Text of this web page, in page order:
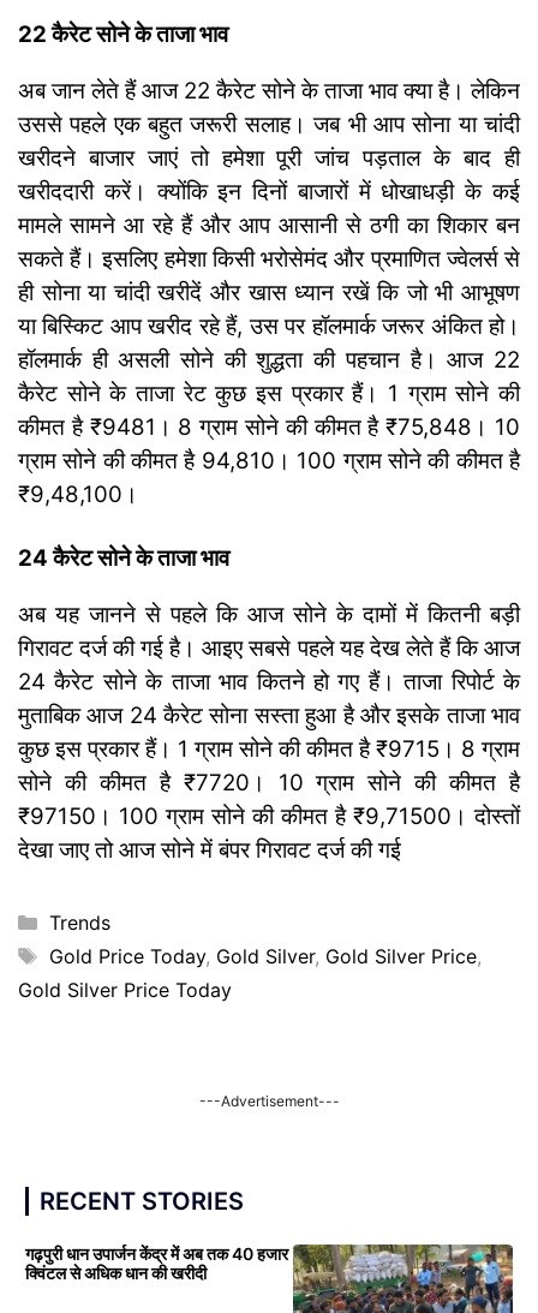
22 कैरेट सोने के ताजा भाव
अब जान लेते हैं आज 22 कैरेट सोने के ताजा भाव क्या है। लेकिन
उससे पहले एक बहुत जरूरी सलाह। जब भी आप सोना या चांदी
खरीदने बाजार जाएं तो हमेशा पूरी जांच पड़ताल के बाद ही
खरीददारी करें। क्योंकि इन दिनों बाजारों में धोखाधड़ी के कई
मामले सामने आ रहे हैं और आप आसानी से ठगी का शिकार बन
सकते हैं। इसलिए हमेशा किसी भरोसेमंद और प्रमाणित ज्वेलर्स से
ही सोना या चांदी खरीदें और खास ध्यान रखें कि जो भी आभूषण
या बिस्किट आप खरीद रहे हैं, उस पर हॉलमार्क जरूर अंकित हो।
हॉलमार्क ही असली सोने की शुद्धता की पहचान है। आज 22
कैरेट सोने के ताजा रेट कुछ इस प्रकार हैं। 1 ग्राम सोने की
कीमत है ₹9481। 8 ग्राम सोने की कीमत है ₹75,848। 10
ग्राम सोने की कीमत है 94,810। 100 ग्राम सोने की कीमत है
₹9,48,100।
24 कैरेट सोने के ताजा भाव
अब यह जानने से पहले कि आज सोने के दामों में कितनी बड़ी
गिरावट दर्ज की गई है। आइए सबसे पहले यह देख लेते हैं कि आज
24 कैरेट सोने के ताजा भाव कितने हो गए हैं। ताजा रिपोर्ट के
मुताबिक आज 24 कैरेट सोना सस्ता हुआ है और इसके ताजा भाव
कुछ इस प्रकार हैं। 1 ग्राम सोने की कीमत है ₹9715। 8 ग्राम
सोने की कीमत है ₹7720। 10 ग्राम सोने की कीमत है
₹97150। 100 ग्राम सोने की कीमत है ₹9,71500। दोस्तों
देखा जाए तो आज सोने में बंपर गिरावट दर्ज की गई
Categories
Trends
Tags
Gold Price Today, Gold Silver, Gold Silver Price,
Gold Silver Price Today
---Advertisement---
RECENT STORIES
गढ़पुरी धान उपार्जन केंद्र में अब तक 40 हजार
क्विंटल से अधिक धान की खरीदी